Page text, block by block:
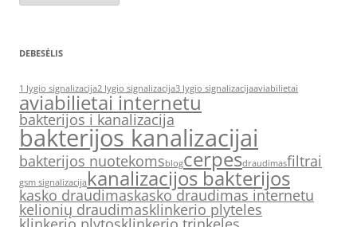
DEBESĖLIS
1 lygio signalizacija2 lygio signalizacija3 lygio signalizacijaaviabilietai
aviabilietai internetu
bakterijos i kanalizacija
bakterijos kanalizacijai
bakterijos nuotekomsblogcerpesdraudimasfiltrai
gsm signalizacijakanalizacijos bakterijos
kasko draudimaskasko draudimas internetu
kelionių draudimasklinkerio plyteles